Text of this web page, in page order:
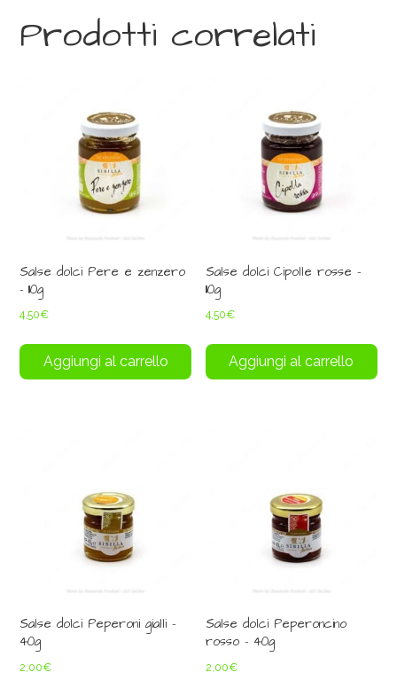
Prodotti correlati
Salse dolci Pere e zenzero
– 110g
4,50€
Aggiungi al carrello
Salse dolci Cipolle rosse –
110g
4,50€
Aggiungi al carrello
Salse dolci Peperoni gialli –
40g
2,00€
Salse dolci Peperoncino
rosso – 40g
2,00€